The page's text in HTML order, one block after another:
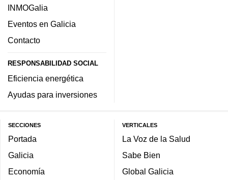
INMOGalia
Eventos en Galicia
Contacto
RESPONSABILIDAD SOCIAL
Eficiencia energética
Ayudas para inversiones
SECCIONES
Portada
Galicia
Economía
VERTICALES
La Voz de la Salud
Sabe Bien
Global Galicia